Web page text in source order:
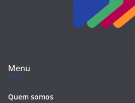
Menu
Quem somos